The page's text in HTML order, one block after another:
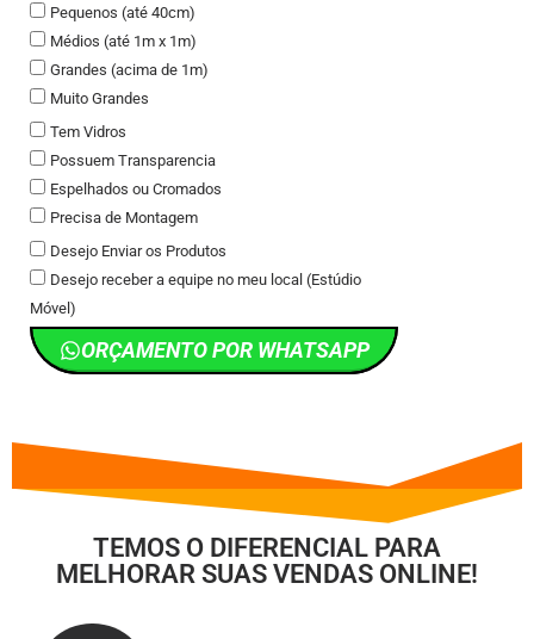
Pequenos (até 40cm)
Médios (até 1m x 1m)
Grandes (acima de 1m)
Muito Grandes
Tem Vidros
Possuem Transparencia
Espelhados ou Cromados
Precisa de Montagem
Desejo Enviar os Produtos
Desejo receber a equipe no meu local (Estúdio
Móvel)
ORÇAMENTO POR WHATSAPP
TEMOS O DIFERENCIAL PARA
MELHORAR SUAS VENDAS ONLINE!